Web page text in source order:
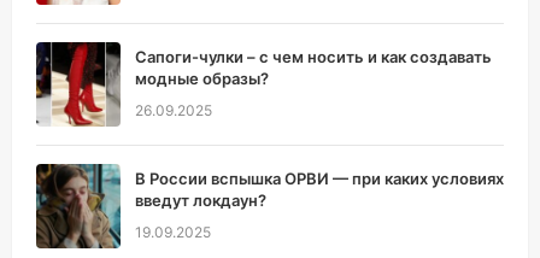
Сапоги-чулки – с чем носить и как создавать
модные образы?
26.09.2025
В России вспышка ОРВИ — при каких условиях
введут локдаун?
19.09.2025